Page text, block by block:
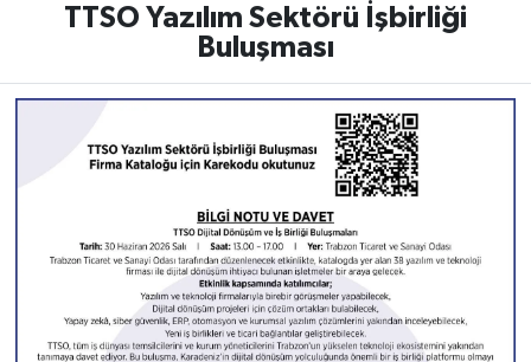
TTSO Yazılım Sektörü İşbirliği
Buluşması
Süper Lig Puan Durumu ve Fikstür
Tüm Manşetler
Son Dakika Haberleri
Haber Arşivi